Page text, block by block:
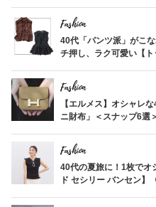
Fashion
40代「パンツ派」がこ
チ押し、ラク可愛い【
Fashion
【エルメス】オシャレ
ニ財布」＜スナップ6選
Fashion
40代の夏旅に！1枚でオ
ド セシリー バンセン】